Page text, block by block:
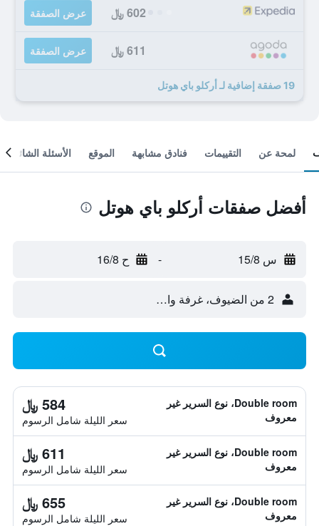
602 ﷼ عرض الصفقة
611 ﷼ عرض الصفقة
19 صفقة إضافية لـ أركلو باي هوتل
لمحة عن التقييمات فنادق مشابهة الموقع الأسئلة الشائعة
أفضل صفقات أركلو باي هوتل
س 15/8 - ح 16/8
2 من الضيوف، غرفة واحدة
Double room، نوع السرير غير
معروف
584 ﷼
سعر الليلة شامل الرسوم
Double room، نوع السرير غير
معروف
611 ﷼
سعر الليلة شامل الرسوم
Double room، نوع السرير غير
معروف
655 ﷼
سعر الليلة شامل الرسوم